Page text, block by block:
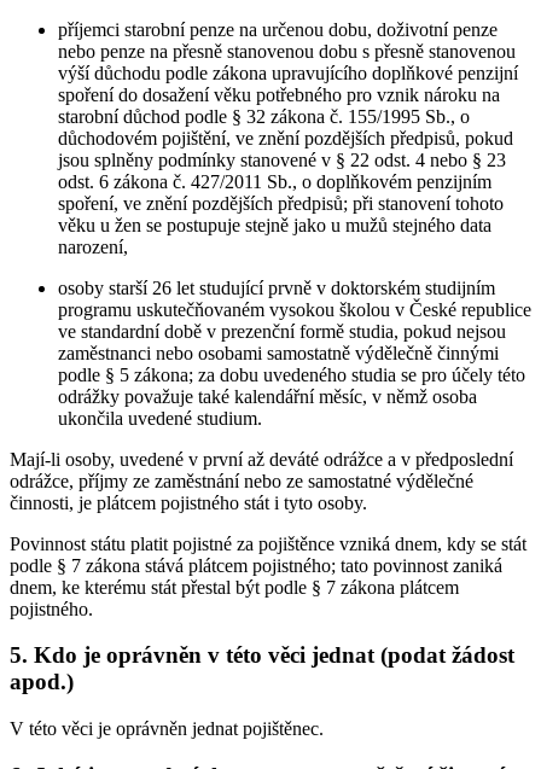
příjemci starobní penze na určenou dobu, doživotní penze
nebo penze na přesně stanovenou dobu s přesně stanovenou
výší důchodu podle zákona upravujícího doplňkové penzijní
spoření do dosažení věku potřebného pro vznik nároku na
starobní důchod podle § 32 zákona č. 155/1995 Sb., o
důchodovém pojištění, ve znění pozdějších předpisů, pokud
jsou splněny podmínky stanovené v § 22 odst. 4 nebo § 23
odst. 6 zákona č. 427/2011 Sb., o doplňkovém penzijním
spoření, ve znění pozdějších předpisů; při stanovení tohoto
věku u žen se postupuje stejně jako u mužů stejného data
narození,
osoby starší 26 let studující prvně v doktorském studijním
programu uskutečňovaném vysokou školou v České republice
ve standardní době v prezenční formě studia, pokud nejsou
zaměstnanci nebo osobami samostatně výdělečně činnými
podle § 5 zákona; za dobu uvedeného studia se pro účely této
odrážky považuje také kalendářní měsíc, v němž osoba
ukončila uvedené studium.
Mají-li osoby, uvedené v první až deváté odrážce a v předposlední
odrážce, příjmy ze zaměstnání nebo ze samostatné výdělečné
činnosti, je plátcem pojistného stát i tyto osoby.
Povinnost státu platit pojistné za pojištěnce vzniká dnem, kdy se stát
podle § 7 zákona stává plátcem pojistného; tato povinnost zaniká
dnem, ke kterému stát přestal být podle § 7 zákona plátcem
pojistného.
5. Kdo je oprávněn v této věci jednat (podat žádost
apod.)
V této věci je oprávněn jednat pojištěnec.